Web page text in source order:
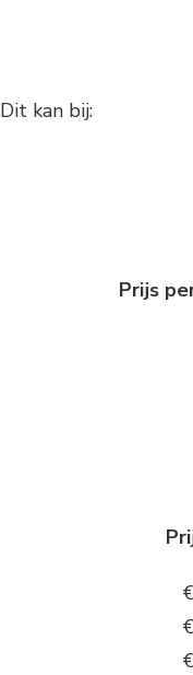
kan bij:
bar €
bar €
bar €